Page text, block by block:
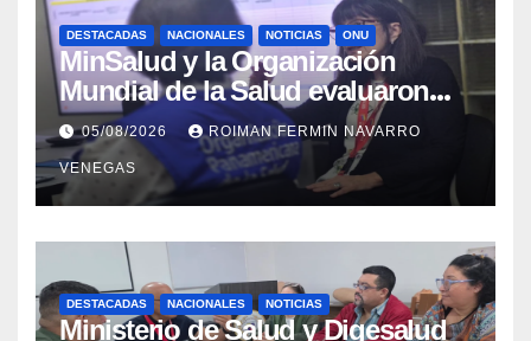
DESTACADAS NACIONALES NOTICIAS ONU
MinSalud y la Organización
Mundial de la Salud evaluaron
propuesta técnica integral en
materia de agua saneamiento e
higiene ante contingencia
sísmica
05/08/2026 ROIMAN FERMIN NAVARRO
VENEGAS
DESTACADAS NACIONALES NOTICIAS
Ministerio de Salud y Digesalud